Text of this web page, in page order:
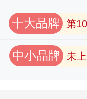
十大品牌 第
中小品牌 未